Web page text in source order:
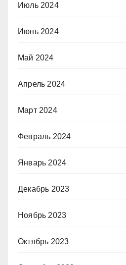
Июль 2024
Июнь 2024
Май 2024
Апрель 2024
Март 2024
Февраль 2024
Январь 2024
Декабрь 2023
Ноябрь 2023
Октябрь 2023